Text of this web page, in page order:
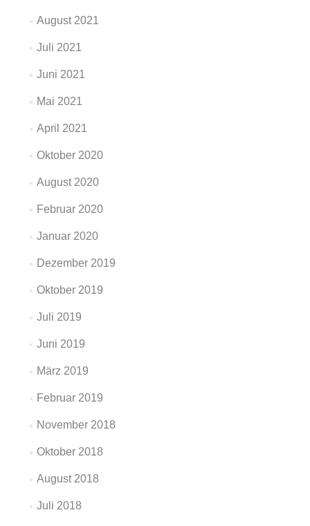
August 2021
Juli 2021
Juni 2021
Mai 2021
April 2021
Oktober 2020
August 2020
Februar 2020
Januar 2020
Dezember 2019
Oktober 2019
Juli 2019
Juni 2019
März 2019
Februar 2019
November 2018
Oktober 2018
August 2018
Juli 2018